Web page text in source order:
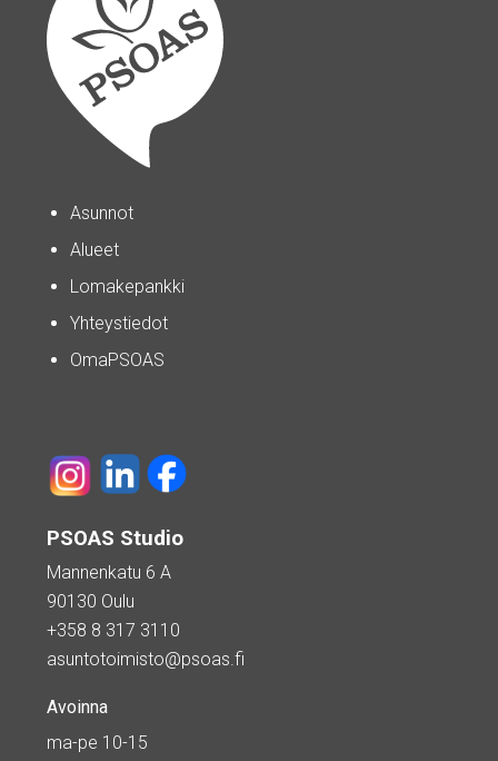
Asunnot
Alueet
Lomakepankki
Yhteystiedot
OmaPSOAS
PSOAS Studio
Mannenkatu 6 A
90130 Oulu
+358 8 317 3110
asuntotoimisto@psoas.fi
Avoinna
ma-pe 10-15